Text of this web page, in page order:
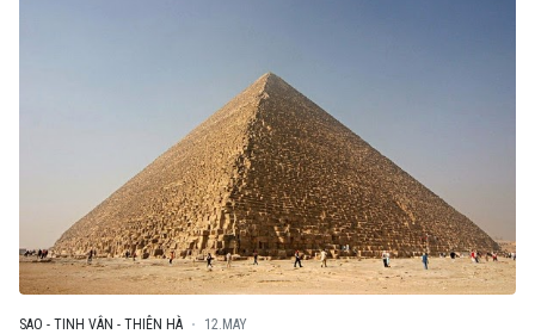
SAO - TINH VÂN - THIÊN HÀ 12.MAY